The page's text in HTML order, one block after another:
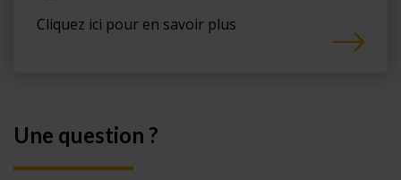
Cliquez ici pour en savoir plus
Une question ?